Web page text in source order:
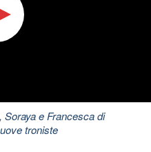
Soraya e Francesca di
troniste